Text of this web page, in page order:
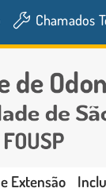
Chamados
Extensão